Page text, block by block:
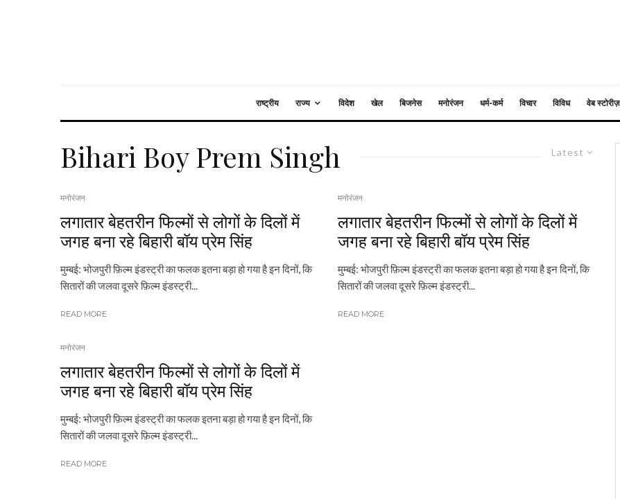
राष्ट्रीय राज्य विदेश खेल बिजनेस मनोरंजन धर्म-कर्म विचार विविध वेब स्टोरीज़
Latest
Bihari Boy Prem Singh
मनोरंजन
लगातार बेहतरीन फिल्मों से लोगों के दिलों में
जगह बना रहे बिहारी बॉय प्रेम सिंह
मुम्बई: भोजपुरी फ़िल्म इंडस्ट्री का फलक इतना बड़ा हो गया है इन दिनों, कि
सितारों की जलवा दूसरे फ़िल्म इंडस्ट्री...
READ MORE
मनोरंजन
लगातार बेहतरीन फिल्मों से लोगों के दिलों में
जगह बना रहे बिहारी बॉय प्रेम सिंह
मुम्बई: भोजपुरी फ़िल्म इंडस्ट्री का फलक इतना बड़ा हो गया है इन दिनों, कि
सितारों की जलवा दूसरे फ़िल्म इंडस्ट्री...
READ MORE
मनोरंजन
लगातार बेहतरीन फिल्मों से लोगों के दिलों में
जगह बना रहे बिहारी बॉय प्रेम सिंह
मुम्बई: भोजपुरी फ़िल्म इंडस्ट्री का फलक इतना बड़ा हो गया है इन दिनों, कि
सितारों की जलवा दूसरे फ़िल्म इंडस्ट्री...
READ MORE